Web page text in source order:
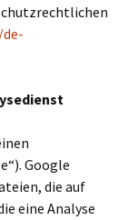
Google
die auf
eine Analyse